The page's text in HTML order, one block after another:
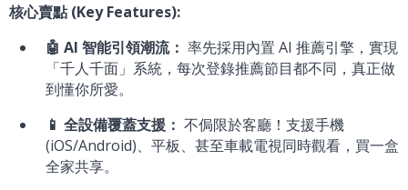
核心賣點 (Key Features):
🤖 AI 智能引領潮流： 率先採用內置 AI 推薦引擎，實現
「千人千面」系統，每次登錄推薦節目都不同，真正做
到懂你所愛。
📱 全設備覆蓋支援： 不侷限於客廳！支援手機
(iOS/Android)、平板、甚至車載電視同時觀看，買一盒
全家共享。